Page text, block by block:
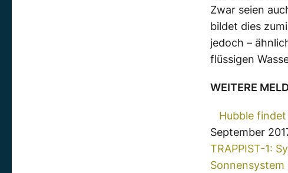
Zwar seien
bildet dies
jedoch –
flüssigen
WEITERE
Hubble findet
September
TRAPPIST-1:
Sonnensystem